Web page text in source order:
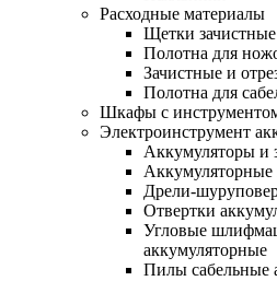
Расходные материалы
Щетки зачистные
Полотна для
Зачистные и
Полотна для
Шкафы с
Электроинструмент
Аккумуляторы и
Аккумуляторные
Дрели-
Отвертки
Угловые
аккумуляторные
Пилы сабельные